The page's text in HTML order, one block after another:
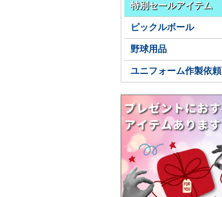
特別セールアイテム
ピックルボール
野球用品
ユニフォーム作製依頼